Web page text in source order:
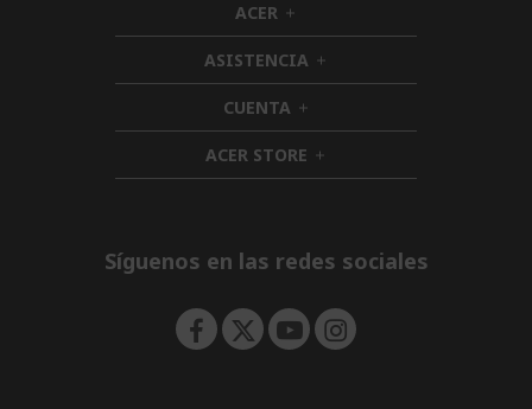
ACER h
i
d
d
e
n
ASISTENCIA h
i
d
e
n
CUENTA h
i
d
d
ACER STORE h
i
e
Síguenos en las redes sociales